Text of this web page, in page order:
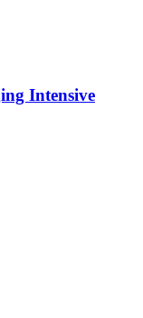
Intensive